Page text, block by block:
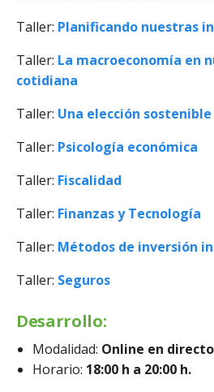
Taller: Planificando nuestras
Taller: La macroeconomía en
cotidiana
Taller: Una elección
Taller: Psicología económica
Taller: Fiscalidad
Taller: Finanzas y Tecnología
Taller: Métodos de inversión
Taller: Seguros
Desarrollo:
Modalidad: Online en directo
Horario: 18:00 h a 20:00 h.